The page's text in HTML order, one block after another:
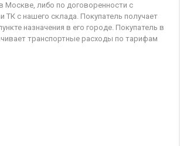
Москве, либо по договоренности с
ТК с нашего склада. Покупатель получает
назначения в его городе. Покупатель в
транспортные расходы по тарифам